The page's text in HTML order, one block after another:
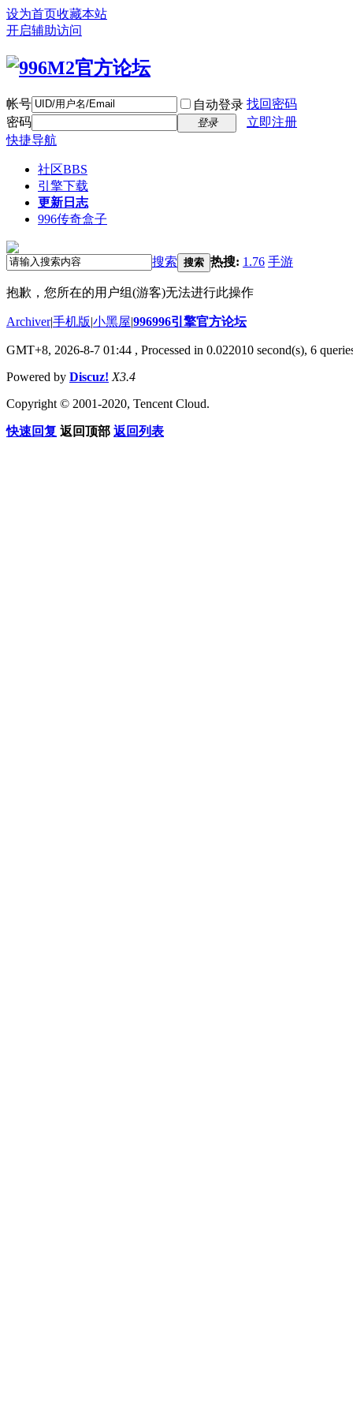
设为首页收藏本站
开启辅助访问
帐号 自动登录 找回密码
密码
登录
立即注册
快捷导航
社区BBS
引擎下载
更新日志
996传奇盒子
搜索 搜索 热搜: 1.76 手游
抱歉，您所在的用户组(游客)无法进行此操作
Archiver|手机版|小黑屋|996996引擎官方论坛
GMT+8, 2026-8-7 01:44 , Processed in 0.022010 second(s), 6
Powered by Discuz! X3.4
Copyright © 2001-2020, Tencent Cloud.
快速回复 返回顶部 返回列表